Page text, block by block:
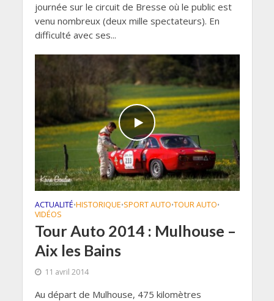
journée sur le circuit de Bresse où le public est
venu nombreux (deux mille spectateurs). En
difficulté avec ses...
ACTUALITÉ•HISTORIQUE•SPORT AUTO•TOUR AUTO•
VIDÉOS
Tour Auto 2014 : Mulhouse –
Aix les Bains
11 avril 2014
Au départ de Mulhouse, 475 kilomètres